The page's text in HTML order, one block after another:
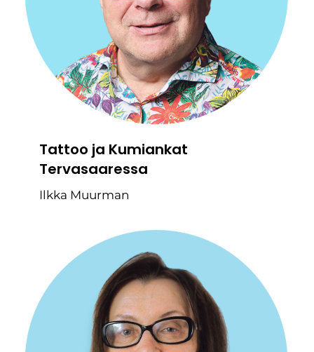
Tattoo ja Kumiankat
Tervasaaressa
Ilkka Muurman